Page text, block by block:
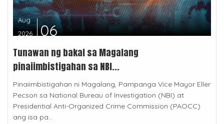
Aug
2026
06
Tunawan ng bakal sa Magalang
pinaiimbistigahan sa NBI...
Pinaiimbistigahan ni Magalang, Pampanga Vice Mayor Eller
Pecson sa National Bureau of Investigation (NBI) at
Presidential Anti-Organized Crime Commission (PAOCC)
ang isa pa...